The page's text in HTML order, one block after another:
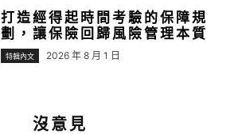
打造經得起時間考驗的保障規
劃，讓保險回歸風險管理本質
特輯內文 2026 年 8 月 1 日
沒意見